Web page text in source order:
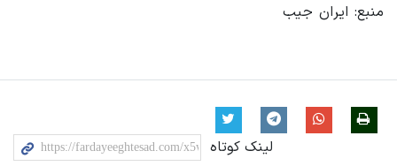
منبع: ایران جیب
لینک کوتاه